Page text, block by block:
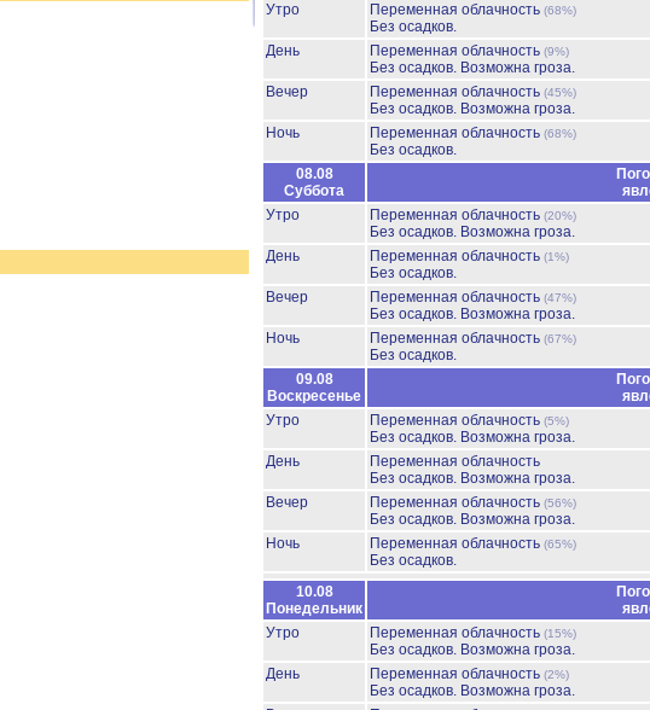
Утро Переменная облачность (68%)
Без осадков.
День
Переменная облачность (9%)
Без осадков. Возможна гроза.
Вечер
Переменная облачность (45%)
Без осадков. Возможна гроза.
Ночь
Переменная облачность (68%)
Без осадков.
08.08
Суббота
Утро
Переменная облачность (20%)
Без осадков. Возможна гроза.
День
Переменная облачность (1%)
Без осадков.
Вечер
Переменная облачность (47%)
Без осадков. Возможна гроза.
Ночь
Переменная облачность (67%)
Без осадков.
09.08
Воскресенье
Утро
Переменная облачность (5%)
Без осадков. Возможна гроза.
День
Переменная облачность
Без осадков. Возможна гроза.
Вечер
Переменная облачность (56%)
Без осадков. Возможна гроза.
Ночь
Переменная облачность (65%)
Без осадков.
10.08
Понедельник
Утро
Переменная облачность (15%)
Без осадков. Возможна гроза.
День
Переменная облачность (2%)
Без осадков. Возможна гроза.